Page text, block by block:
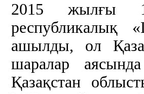
2015 жылғы
республикалық
ашылды, ол
шаралар
Қазақстан